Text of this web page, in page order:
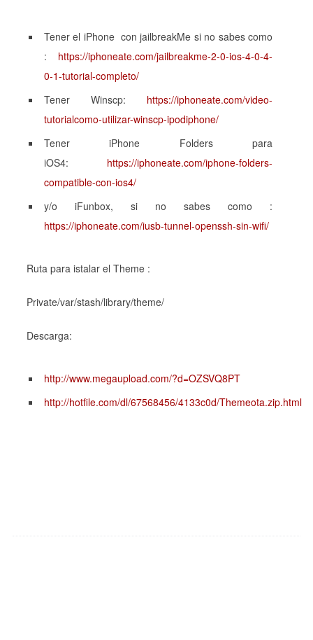
Tener el iPhone con jailbreakMe si no sabes como
: https://iphoneate.com/jailbreakme-2-0-ios-4-0-4-
0-1-tutorial-completo/
Tener Winscp: https://iphoneate.com/video-
tutorialcomo-utilizar-winscp-ipodiphone/
Tener iPhone Folders para
iOS4: https://iphoneate.com/iphone-folders-
compatible-con-ios4/
y/o iFunbox, si no sabes como :
https://iphoneate.com/iusb-tunnel-openssh-sin-wifi/
Ruta para istalar el Theme :
Private/var/stash/library/theme/
Descarga:
http://www.megaupload.com/?d=OZSVQ8PT
http://hotfile.com/dl/67568456/4133c0d/Themeota.zip.html